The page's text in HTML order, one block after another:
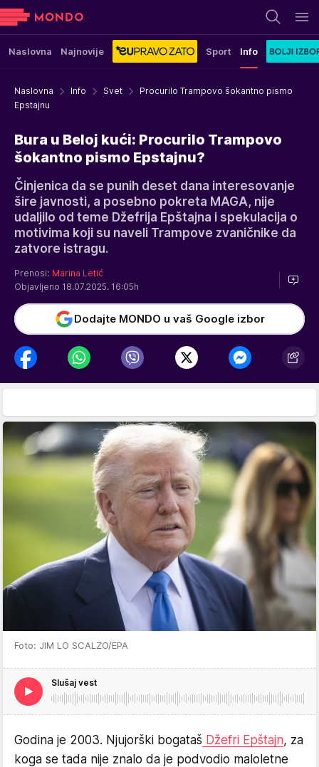
Naslovna Najnovije Sport Info
Naslovna Info Svet
Procurilo Trampovo šokantno pismo
Epstajnu
Bura u Beloj kući: Procurilo Trampovo
šokantno pismo Epstajnu?
Činjenica da se punih deset dana interesovanje
šire javnosti, a posebno pokreta MAGA, nije
udaljilo od teme Džefrija Epštajna i spekulacija o
motivima koji su naveli Trampove zvaničnike da
zatvore istragu.
Prenosi: Marina Letić
Objavljeno 18.07.2025. 16:05h
Dodajte MONDO u vaš Google izbor
Foto: JIM LO SCALZO/EPA
Slušaj vest
Godina je 2003. Njujorški bogataš Džefri Epštajn, za
koga se tada nije znalo da je podvodio maloletne